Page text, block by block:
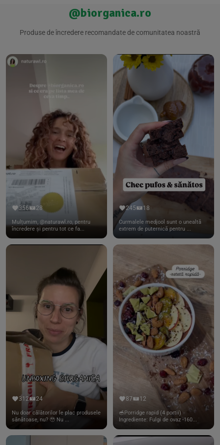
@biorganica.ro
Produse de încredere recomandate de comunitatea noastră
356 28
Mulțumim, @naturawl.ro, pentru
încredere și pentru tot ce fa...
245 18
Curmalele medjool sunt o unealtă
extrem de puternică pentru ...
312 24
Nu doar călătorilor le plac produsele
sănătoase, nu? 🥹 Nu ...
87 12
🥣Porridge rapid (4 portii)
Ingrediente: Fulgi de ovaz -160...